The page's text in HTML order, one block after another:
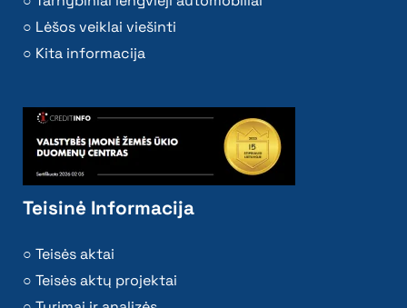
Teisės aktai
Teisės aktų projektai
Tyrimai ir analizės
Galiojančio teisinio reguliavimo poveikio ex post
vertinimas
Prenumeruokite naujienas
El. paštas